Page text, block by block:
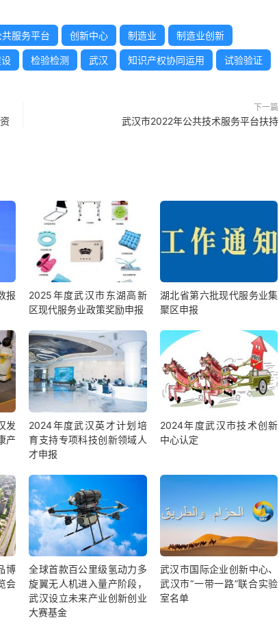
共服务平台 创新中心 制造业 制造业创新
检验检测 武汉 知识产权协同运用 试验验证
下一篇
武汉市2022年公共技术服务平台扶持
报
2025年度武汉市东湖高新
区现代服务业政策奖励申报
湖北省第六批现代服务业集
聚区申报
发
产
2024年度武汉英才计划培
育支持专项科技创新领域人
才申报
2024年度武汉市技术创新
中心认定
博
会
全球首款百公里级氢动力多
旋翼无人机进入量产阶段，
武汉设立未来产业创新创业
大赛基金
武汉市国际企业创新中心、
武汉市“一带一路”联合实验
室名单